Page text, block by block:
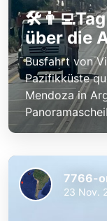
über die
Busfahrt von
Pazifikküste
Mendoza in
7766-
23 Nov.